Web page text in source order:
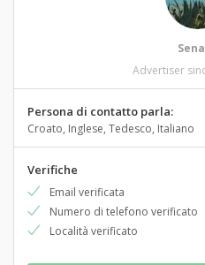
Advertiser
Persona di contatto parla:
Croato, Inglese, Tedesco, Italiano
Verifiche
Email verificata
Numero di telefono verificato
Località verificato